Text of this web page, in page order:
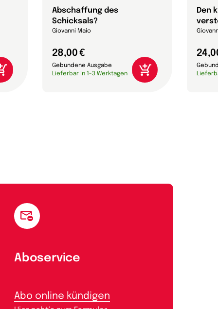
Abschaffung des
Schicksals?
Giovanni Maio
28,00 €
Gebundene Ausgabe
Lieferbar in 1-3 Werktagen
Den
Aboservice
Abo online kündigen